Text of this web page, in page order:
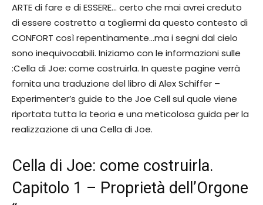
ARTE di fare e di ESSERE… certo che mai avrei creduto
di essere costretto a togliermi da questo contesto di
CONFORT così repentinamente…ma i segni dal cielo
sono inequivocabili. Iniziamo con le informazioni sulle
:Cella di Joe: come costruirla. In queste pagine verrà
fornita una traduzione del libro di Alex Schiffer –
Experimenter’s guide to the Joe Cell sul quale viene
riportata tutta la teoria e una meticolosa guida per la
realizzazione di una Cella di Joe.
Cella di Joe: come costruirla.
Capitolo 1 – Proprietà dell’Orgone